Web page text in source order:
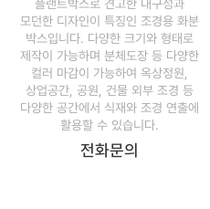
플랜트박스로 견고한 내구성과
모던한 디자인이 특징인 조경용 화분
박스입니다. 다양한 크기와 형태로
제작이 가능하며 분체도장 등 다양한
컬러 마감이 가능하여 옥상정원,
상업공간, 공원, 건물 외부 조경 등
다양한 공간에서 식재와 조경 연출에
활용할 수 있습니다.
전화문의